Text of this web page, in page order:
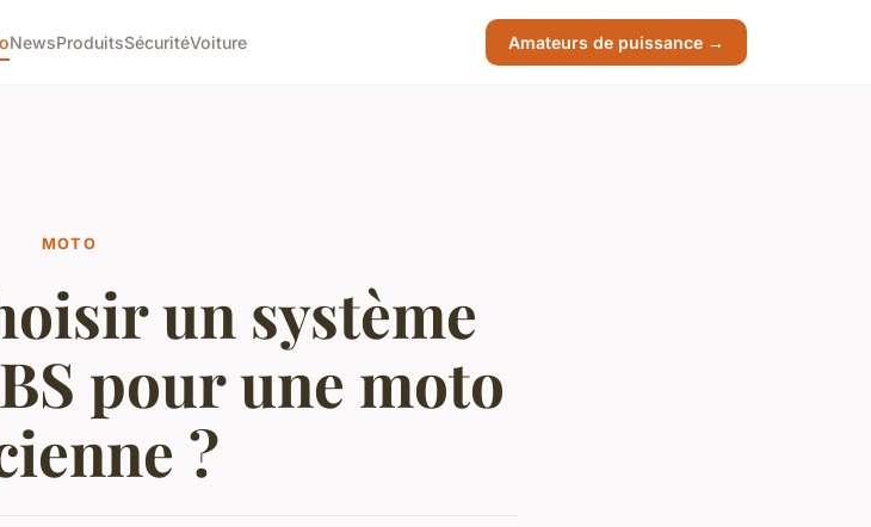
NewsProduitsSécuritéVoiture Amateurs de puissance →
MOTO
un système
pour une moto
?